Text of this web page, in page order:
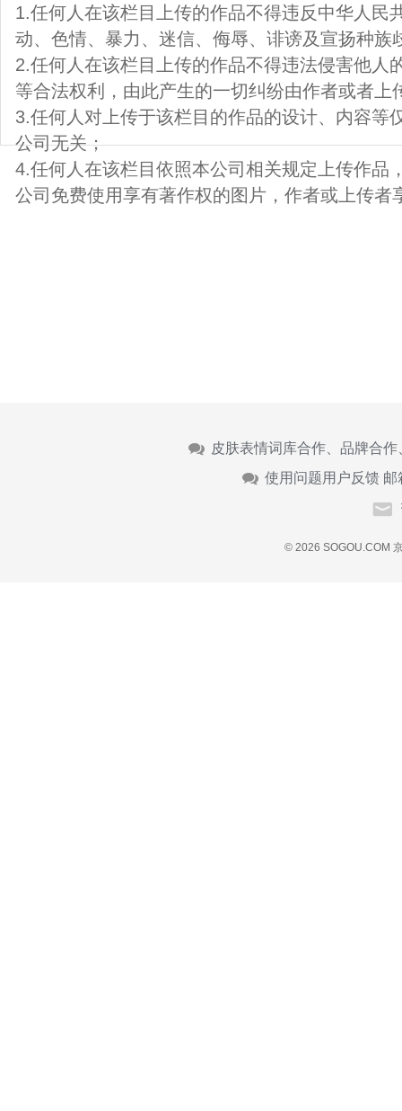
1.任何人在该栏目上传的作品不得违反中华人民
动、色情、暴力、迷信、侮辱、诽谤及宣扬种族
2.任何人在该栏目上传的作品不得违法侵害他人
等合法权利，由此产生的一切纠纷由作者或者上
3.任何人对上传于该栏目的作品的设计、内容等
公司无关；
4.任何人在该栏目依照本公司相关规定上传作品
公司免费使用享有著作权的图片，作者或上传者
皮肤表情词库合作、品牌合
使用问题用户反馈 邮
© 2026 SOGOU.COM